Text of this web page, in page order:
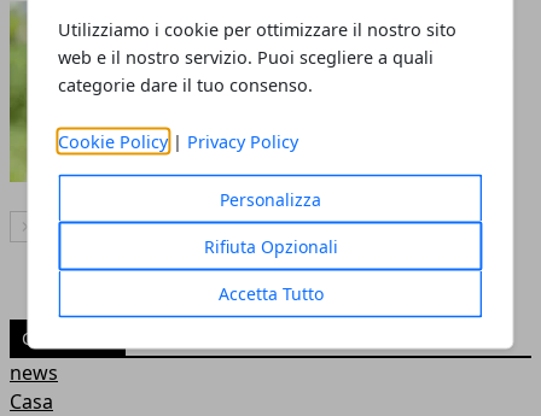
Utilizziamo i cookie per ottimizzare il nostro sito
web e il nostro servizio. Puoi scegliere a quali
categorie dare il tuo consenso.
Cookie Policy | Privacy Policy
Personalizza
Rifiuta Opzionali
Accetta Tutto
Guida all'Acquisto delle
Serrature per la Tua Nuova
Casa
Articolo Successivo
CATEGORIE
news
Casa